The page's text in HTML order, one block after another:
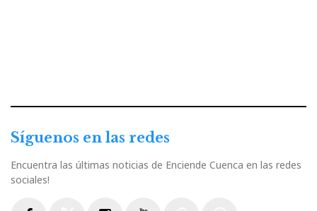
Síguenos en las redes
Encuentra las últimas noticias de Enciende Cuenca en las redes
sociales!